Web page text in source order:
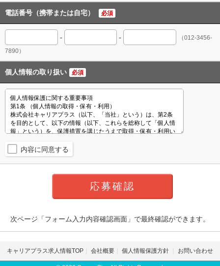
電話番号（携帯または自宅） 必須
- -
（012-3456-
7890）
個人情報の取り扱い 必須
内容に同意する
次ページ「フォーム入力内容確認画面」で最終確認ができます。
キャリアプラス求人情報TOP 会社概要 個人情報保護方針 お問い合わせ